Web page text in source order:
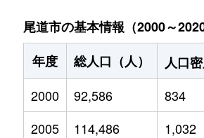
尾道市の基本情報（2000～2020
年度
総人口（人） 人口
2000
92,586 834
2005
114,486 1,032